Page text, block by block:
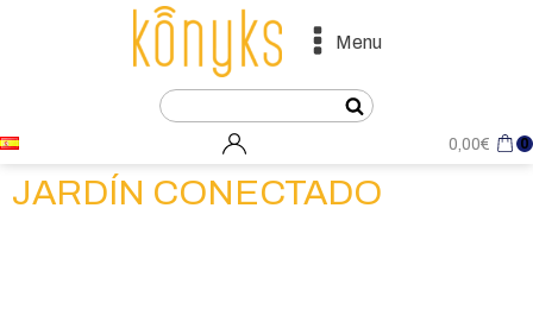
Menu
0,00€ 0
JARDÍN CONECTADO